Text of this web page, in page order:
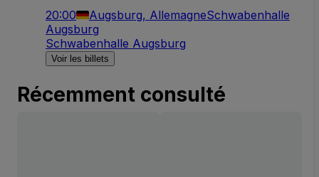
20:00 Augsburg, AllemagneSchwabenhalle
Augsburg
Schwabenhalle Augsburg
Voir les billets
Récemment consulté